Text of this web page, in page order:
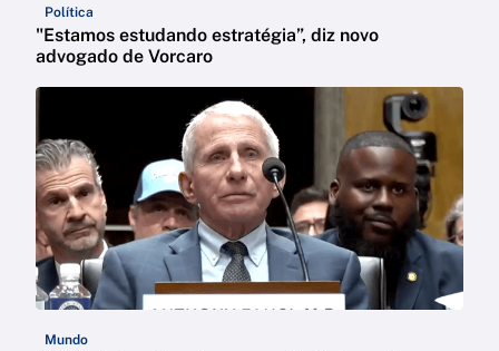
Política
"Estamos estudando estratégia”, diz novo
advogado de Vorcaro
Mundo